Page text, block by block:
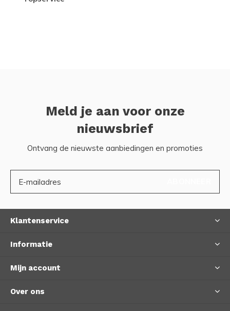
Meld je aan voor onze
nieuwsbrief
Ontvang de nieuwste aanbiedingen en promoties
Klantenservice
Informatie
Mijn account
Over ons